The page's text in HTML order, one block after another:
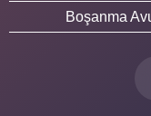
Boşanma